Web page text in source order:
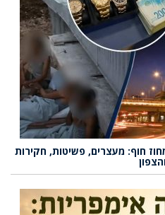
חוף: מעצרים, פשיטות, חקירות